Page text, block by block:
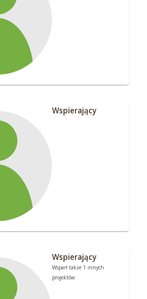
Wspierający
Wspierający
Wsparł także 1 innych
projektów